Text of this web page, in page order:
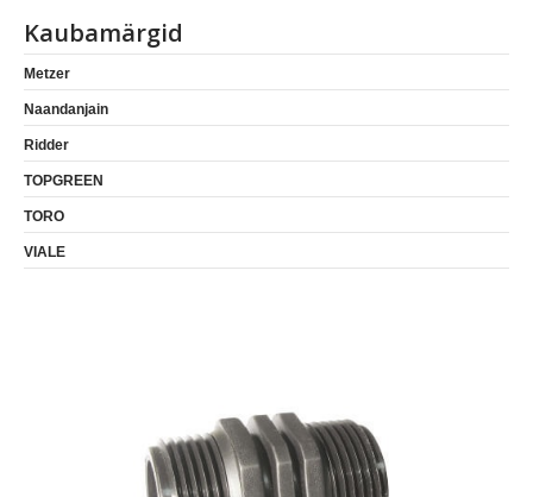
Kaubamärgid
Metzer
Naandanjain
Ridder
TOPGREEN
TORO
VIALE